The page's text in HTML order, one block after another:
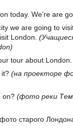
today. We’re are
we are going to
London.
tour about London.
it? (на проекторе
on? (фото реки
старого